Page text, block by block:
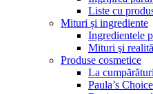
Liste cu
Mituri și ingrediente
Ingredientele
Mituri şi
Produse cosmetice
La
Paula’s Choice